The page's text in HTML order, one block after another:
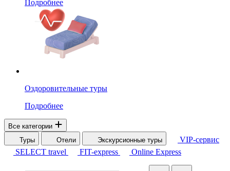
Подробнее
Оздоровительные туры
Подробнее
Все категории
Туры
Отели Экскурсионные туры
VIP-сервис
SELECT travel
FIT-express Online Express